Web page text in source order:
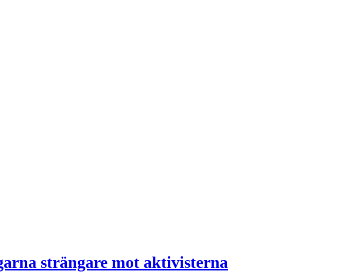
strängare mot aktivisterna